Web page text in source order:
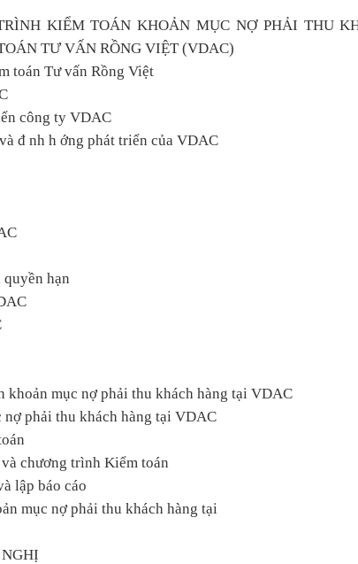
KIỂM TOÁN KHOẢN MỤC NỢ PHẢI THU
TƯ VẤN RỒNG VIỆT (VDAC)
toán Tư vấn Rồng Việt
công ty VDAC
đ nh h ớng phát triển của VDAC
quyền hạn
mục nợ phải thu khách hàng tại VDAC
phải thu khách hàng tại VDAC
chương trình Kiểm toán
lập báo cáo
mục nợ phải thu khách hàng tại